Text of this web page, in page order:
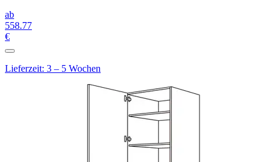
ab
558.77
€
Lieferzeit: 3 – 5 Wochen